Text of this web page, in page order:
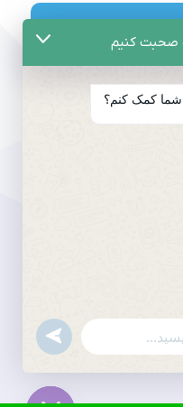
صحبت کنیم
شما کمک کنم؟
undefined